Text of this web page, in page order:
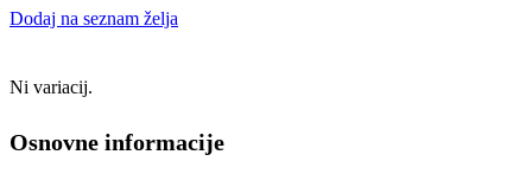
Dodaj na seznam želja
Ni variacij.
Osnovne informacije